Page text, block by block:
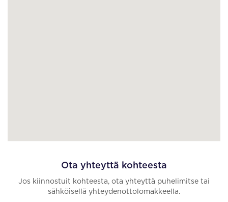
Ota yhteyttä kohteesta
Jos kiinnostuit kohteesta, ota yhteyttä puhelimitse tai
sähköisellä yhteydenottolomakkeella.